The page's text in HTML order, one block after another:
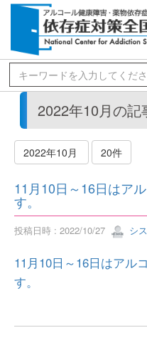
2022年10月の記
2022年10月 20件
11月10日～16日はア
す。
投稿日時 : 2022/10/27 シ
11月10日～16日はアル
す。